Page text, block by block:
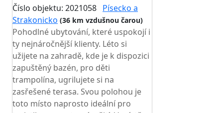
Číslo objektu: 2021058 Písecko a
Strakonicko (36 km vzdušnou čarou)
Pohodlné ubytování, které uspokojí i
ty nejnáročnější klienty. Léto si
užijete na zahradě, kde je k dispozici
zapuštěný bazén, pro děti
trampolína, ugrilujete si na
zasřešené terasa. Svou polohou je
toto místo naprosto ideální pro